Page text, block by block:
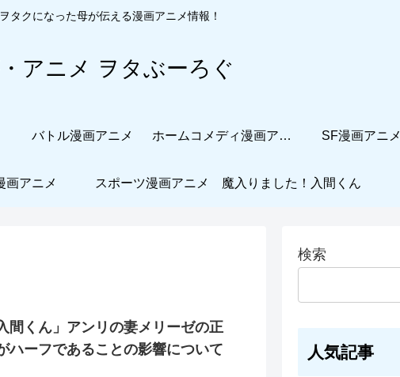
タクになった母が伝える漫画アニメ情報！
アニメ ヲタぶーろぐ
バトル漫画アニメ ホームコメディ漫画アニメ SF漫画アニメ
画アニメ スポーツ漫画アニメ 魔入りました！入間くん
間くん」アンリの妻メリーゼの正
ハーフであることの影響について
検索
人気記事